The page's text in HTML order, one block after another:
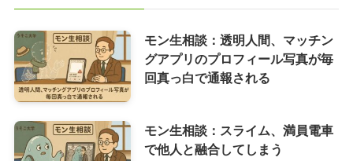
モン生相談：透明人間、マッチン
グアプリのプロフィール写真が毎
回真っ白で通報される
モン生相談：スライム、満員電車
で他人と融合してしまう